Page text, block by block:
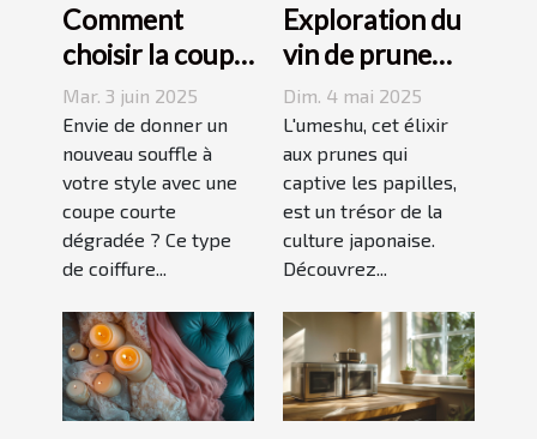
Comment
choisir la coupe
courte
dégradée
parfaite pour
votre visage
Mar. 3 juin 2025
Envie de donner un
nouveau souffle à
votre style avec une
coupe courte
dégradée ? Ce type
de coiffure...
Exploration du
vin de prune
umeshu :
origines,
saveurs et
accords
Dim. 4 mai 2025
L'umeshu, cet élixir
aux prunes qui
captive les papilles,
est un trésor de la
culture japonaise.
Découvrez...